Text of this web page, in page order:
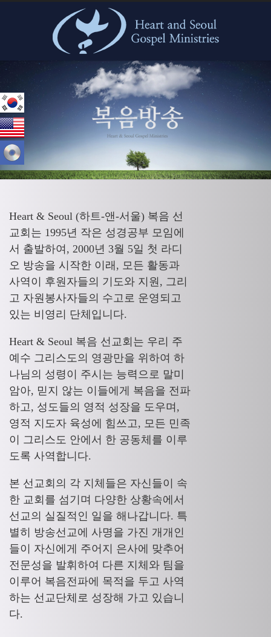
Heart & Seoul (하트-앤-서울) 복음 선
교회는 1995년 작은 성경공부 모임에
서 출발하여, 2000년 3월 5일 첫 라디
오 방송을 시작한 이래, 모든 활동과
사역이 후원자들의 기도와 지원, 그리
고 자원봉사자들의 수고로 운영되고
있는 비영리 단체입니다.
Heart & Seoul 복음 선교회는 우리 주
예수 그리스도의 영광만을 위하여 하
나님의 성령이 주시는 능력으로 말미
암아, 믿지 않는 이들에게 복음을 전파
하고, 성도들의 영적 성장을 도우며,
영적 지도자 육성에 힘쓰고, 모든 민족
이 그리스도 안에서 한 공동체를 이루
도록 사역합니다.
본 선교회의 각 지체들은 자신들이 속
한 교회를 섬기며 다양한 상황속에서
선교의 실질적인 일을 해나갑니다. 특
별히 방송선교에 사명을 가진 개개인
들이 자신에게 주어지 은사에 맞추어
전문성을 발휘하여 다른 지체와 팀을
이루어 복음전파에 목적을 두고 사역
하는 선교단체로 성장해 가고 있습니
다.